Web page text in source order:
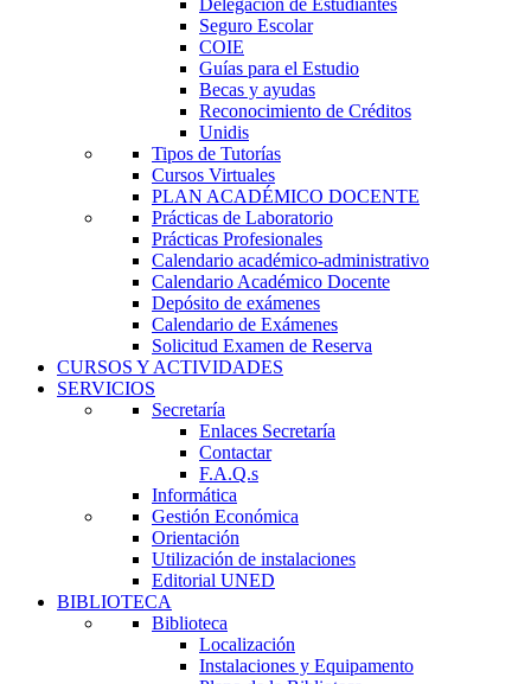
Delegación de Estudiantes
Seguro Escolar
COIE
Guías para el Estudio
Becas y ayudas
Reconocimiento de Créditos
Unidis
Tipos de Tutorías
Cursos Virtuales
PLAN ACADÉMICO DOCENTE
Prácticas de Laboratorio
Prácticas Profesionales
Calendario académico-administrativo
Calendario Académico Docente
Depósito de exámenes
Calendario de Exámenes
Solicitud Examen de Reserva
CURSOS Y ACTIVIDADES
SERVICIOS
Secretaría
Enlaces Secretaría
Contactar
F.A.Q.s
Informática
Gestión Económica
Orientación
Utilización de instalaciones
Editorial UNED
BIBLIOTECA
Biblioteca
Localización
Instalaciones y Equipamento